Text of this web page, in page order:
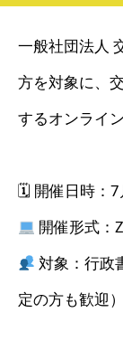
一般社団法人
方を対象に、
するオンライ
🗓 開催日時：7
開催形式：
対象：行政
定の方も歓迎）